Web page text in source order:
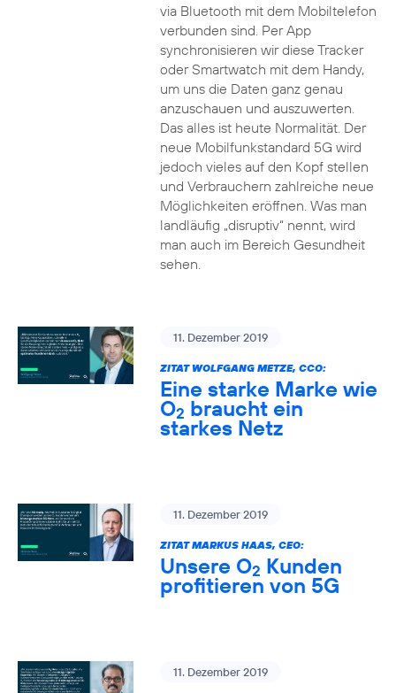
via Bluetooth mit dem Mobiltelefon
verbunden sind. Per App
synchronisieren wir diese Tracker
oder Smartwatch mit dem Handy,
um uns die Daten ganz genau
anzuschauen und auszuwerten.
Das alles ist heute Normalität. Der
neue Mobilfunkstandard 5G wird
jedoch vieles auf den Kopf stellen
und Verbrauchern zahlreiche neue
Möglichkeiten eröffnen. Was man
landläufig „disruptiv“ nennt, wird
man auch im Bereich Gesundheit
sehen.
11. Dezember 2019
ZITAT WOLFGANG METZE, CCO:
Eine starke Marke wie
O2 braucht ein
starkes Netz
11. Dezember 2019
ZITAT MARKUS HAAS, CEO:
Unsere O2 Kunden
profitieren von 5G
11. Dezember 2019